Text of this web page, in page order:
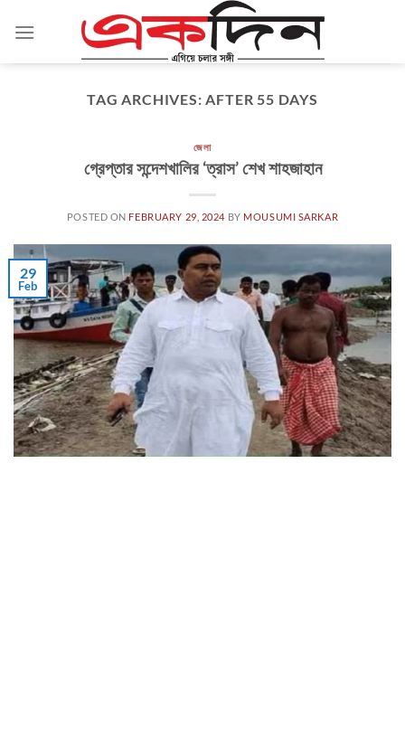
TAG ARCHIVES:AFTER 55 DAYS
জেলা
গ্রেপ্তার সন্দেশখালির ‘ত্রাস’ শেখ শাহজাহান
POSTED ON FEBRUARY 29, 2024 BY MOUSUMI SARKAR
29
Feb